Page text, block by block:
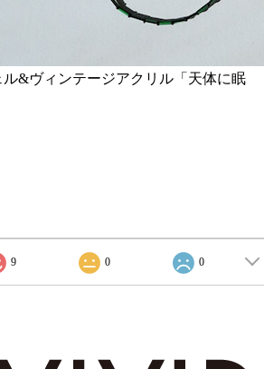
ル&ヴィンテージアクリル「天体に眠
9 0 0